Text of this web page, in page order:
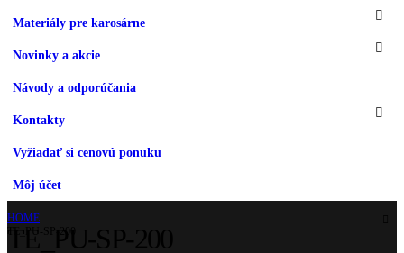
Materiály pre karosárne
Novinky a akcie
Návody a odporúčania
Kontakty
Vyžiadať si cenovú ponuku
Môj účet
HOME